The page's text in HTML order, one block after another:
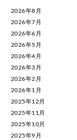
2026年8月
2026年7月
2026年6月
2026年5月
2026年4月
2026年3月
2026年2月
2026年1月
2025年12月
2025年11月
2025年10月
2025年9月